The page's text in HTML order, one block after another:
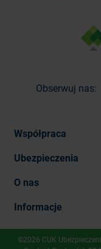
Obserwuj nas:
Współpraca
Ubezpieczenia
O nas
Informacje
©2026 CUK